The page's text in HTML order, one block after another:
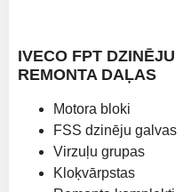
IVECO FPT DZINĒJU
REMONTA DAĻAS
Motora bloki
FSS dzinēju galvas
Virzuļu grupas
Kloķvārpstas